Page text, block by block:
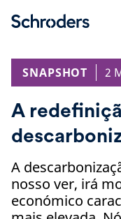
SNAPSHOT
2
A
A
nosso ver, irá
económico